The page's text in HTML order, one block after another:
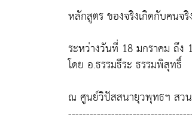
หลักสูตร ของจริงเกิดกับคนจริ
ระหว่างวันที่ 18 มกราคม ถึง
โดย อ.ธรรมธีระ ธรรมพิสุทธิ์
ณ ศูนย์วิปัสสนายุวพุทธฯ สว